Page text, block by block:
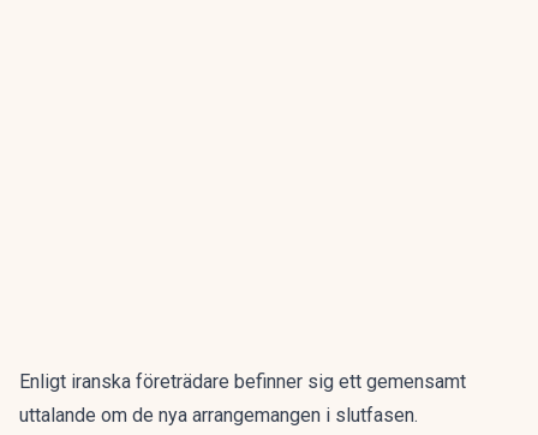
Enligt iranska företrädare befinner sig ett gemensamt
uttalande om de nya arrangemangen i slutfasen.